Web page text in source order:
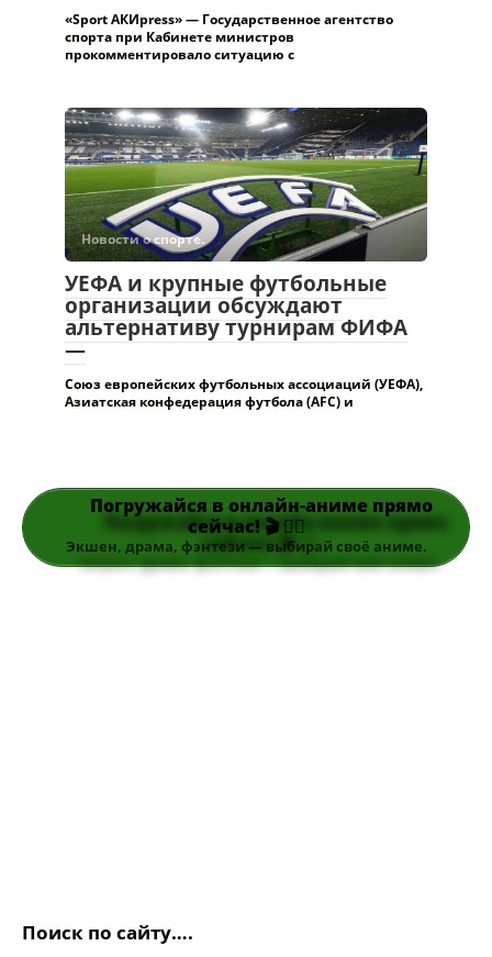
«Sport АКИpress» — Государственное агентство
спорта при Кабинете министров
прокомментировало ситуацию с
Новости о спорте.
УЕФА и крупные футбольные
организации обсуждают
альтернативу турнирам ФИФА
—
Союз европейских футбольных ассоциаций (УЕФА),
Азиатская конфедерация футбола (AFC) и
Погружайся в онлайн-аниме прямо
сейчас! 🎬 👆🏻
Экшен, драма, фэнтези — выбирай своё аниме.
Поиск по сайту….